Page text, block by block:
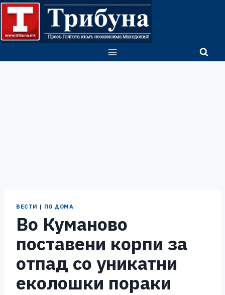
Skip
content
ВЕСТИ | ПО ДОМА
Во Куманово
поставени корпи за
отпад со уникатни
еколошки пораки